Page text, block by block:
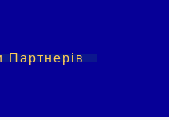
Партнерів